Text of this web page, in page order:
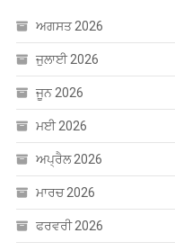
ਅਗਸਤ 2026
ਜੁਲਾਈ 2026
ਜੂਨ 2026
ਮਈ 2026
ਅਪ੍ਰੈਲ 2026
ਮਾਰਚ 2026
ਫਰਵਰੀ 2026